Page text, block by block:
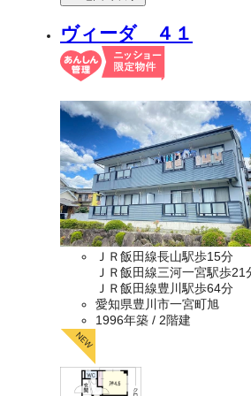
ヴィーダ ４１
ＪＲ飯田線長山駅歩15分
ＪＲ飯田線三河一宮駅歩21
ＪＲ飯田線豊川駅歩64分
愛知県豊川市一宮町旭
1996年築 / 2階建